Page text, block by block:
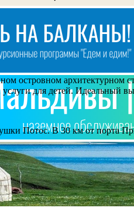
островном
для детей. Идеальный
Потос. В 30 км от порта